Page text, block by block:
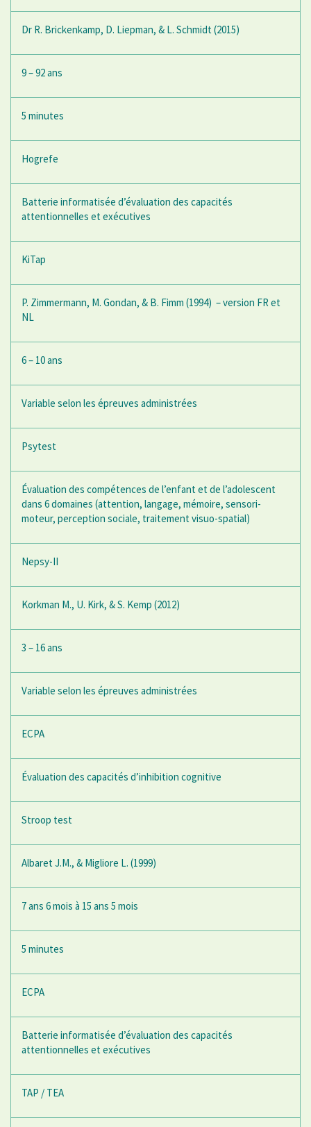
Dr R. Brickenkamp, D. Liepman, & L. Schmidt (2015)
9 – 92 ans
5 minutes
Hogrefe
Batterie informatisée d’évaluation des capacités
attentionnelles et exécutives
KiTap
P. Zimmermann, M. Gondan, & B. Fimm (1994) – version FR et
NL
6 – 10 ans
Variable selon les épreuves administrées
Psytest
Évaluation des compétences de l’enfant et de l’adolescent
dans 6 domaines (attention, langage, mémoire, sensori-
moteur, perception sociale, traitement visuo-spatial)
Nepsy-II
Korkman M., U. Kirk, & S. Kemp (2012)
3 – 16 ans
Variable selon les épreuves administrées
ECPA
Évaluation des capacités d’inhibition cognitive
Stroop test
Albaret J.M., & Migliore L. (1999)
7 ans 6 mois à 15 ans 5 mois
5 minutes
ECPA
Batterie informatisée d’évaluation des capacités
attentionnelles et exécutives
TAP / TEA